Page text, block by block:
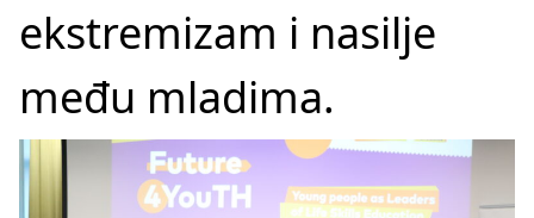
ekstremizam i nasilje
među mladima.